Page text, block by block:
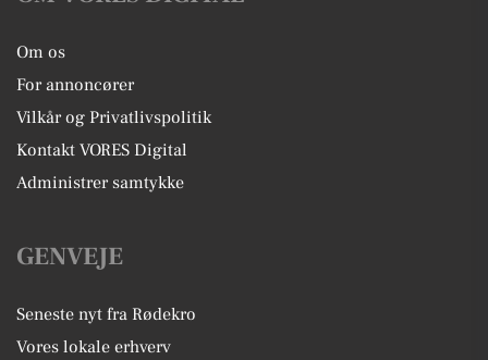
Om os
For annoncører
Vilkår og Privatlivspolitik
Kontakt VORES Digital
Administrer samtykke
GENVEJE
Seneste nyt fra Rødekro
Vores lokale erhverv